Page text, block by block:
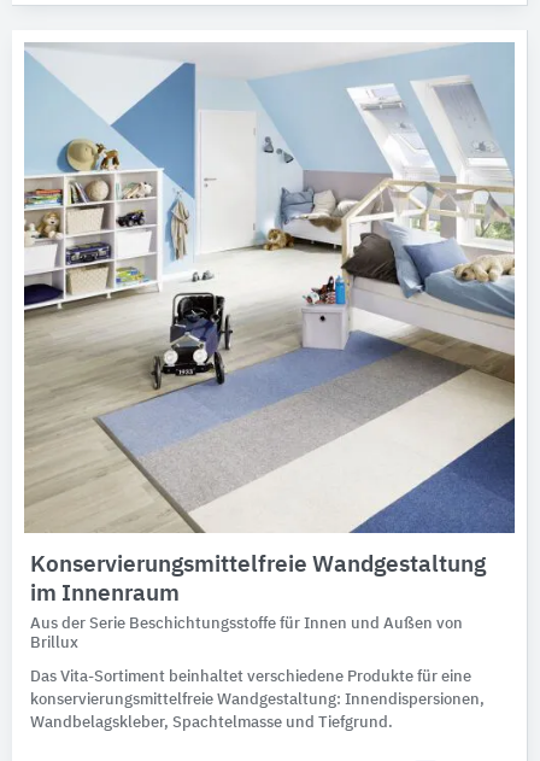
Konservierungsmittelfreie Wandgestaltung
im Innenraum
Aus der Serie Beschichtungsstoffe für Innen und Außen von
Brillux
Das Vita-Sortiment beinhaltet verschiedene Produkte für eine
konservierungsmittelfreie Wandgestaltung: Innendispersionen,
Wandbelagskleber, Spachtelmasse und Tiefgrund.